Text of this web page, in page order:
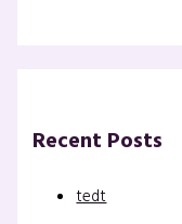
Recent Posts
tedt